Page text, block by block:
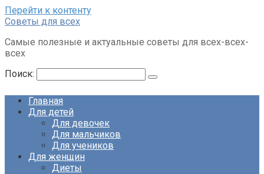
Перейти к контенту
Советы для всех
Самые полезные и актуальные советы для всех-всех-
всех
Поиск:
Главная
Для детей
Для девочек
Для мальчиков
Для учеников
Для женщин
Диеты